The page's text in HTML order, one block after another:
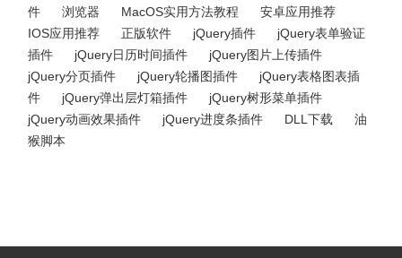
件
浏览器 MacOS实用方法教程
安卓应用推荐
IOS应用推荐
正版软件 jQuery插件
jQuery表单验证
插件
jQuery日历时间插件
jQuery图片上传插件
jQuery分页插件
jQuery轮播图插件
jQuery表格图表插
件
jQuery弹出层灯箱插件
jQuery树形菜单插件
jQuery动画效果插件
jQuery进度条插件 DLL下载
油
猴脚本